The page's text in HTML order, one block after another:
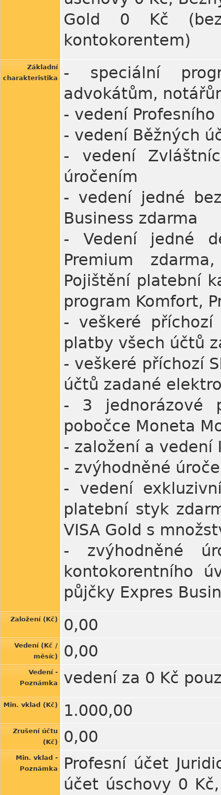
Gold 0 Kč
kontokorentem)
Základní
charakteristika
- speciální
advokátům,
- vedení
- vedení Běžných
- vedení
úročením
- vedení jedné
Business zdarma
- Vedení jedné
Premium
Pojištění platební
program Komfort,
- veškeré
platby všech účtů
- veškeré příchozí
účtů zadané
- 3 jednorázové
pobočce Moneta
- založení a vedení
- zvýhodněné
- vedení
platební styk
VISA Gold s
- zvýhodněné
kontokorentního
půjčky Expres
Založení (Kč) 0,00
Vedení (Kč /
měsíc)
0,00
Vedení -
Poznámka
vedení za 0 Kč
Min. vklad (Kč) 1.000,00
Zrušení účtu
(Kč)
0,00
Min. vklad -
Poznámka
Profesní účet
účet úschovy 0